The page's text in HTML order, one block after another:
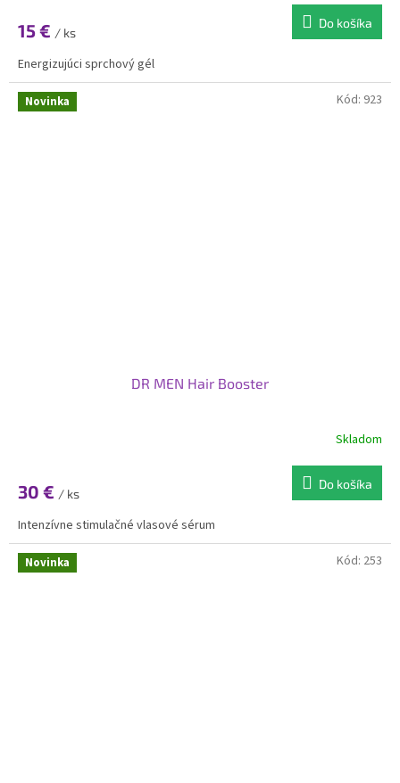
15 € / ks
Do košíka
Energizujúci sprchový gél
Novinka
DR MEN Hair Booster
Skladom
30 € / ks
Do košíka
Intenzívne stimulačné vlasové sérum
Kód: 923
Novinka Kód: 253